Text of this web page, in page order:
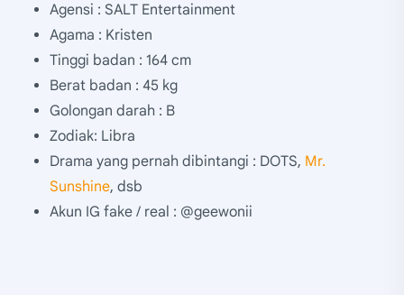
Agensi : SALT Entertainment
Agama : Kristen
Tinggi badan : 164 cm
Berat badan : 45 kg
Golongan darah : B
Zodiak: Libra
Drama yang pernah dibintangi : DOTS, Mr.
Sunshine, dsb
Akun IG fake / real : @geewonii